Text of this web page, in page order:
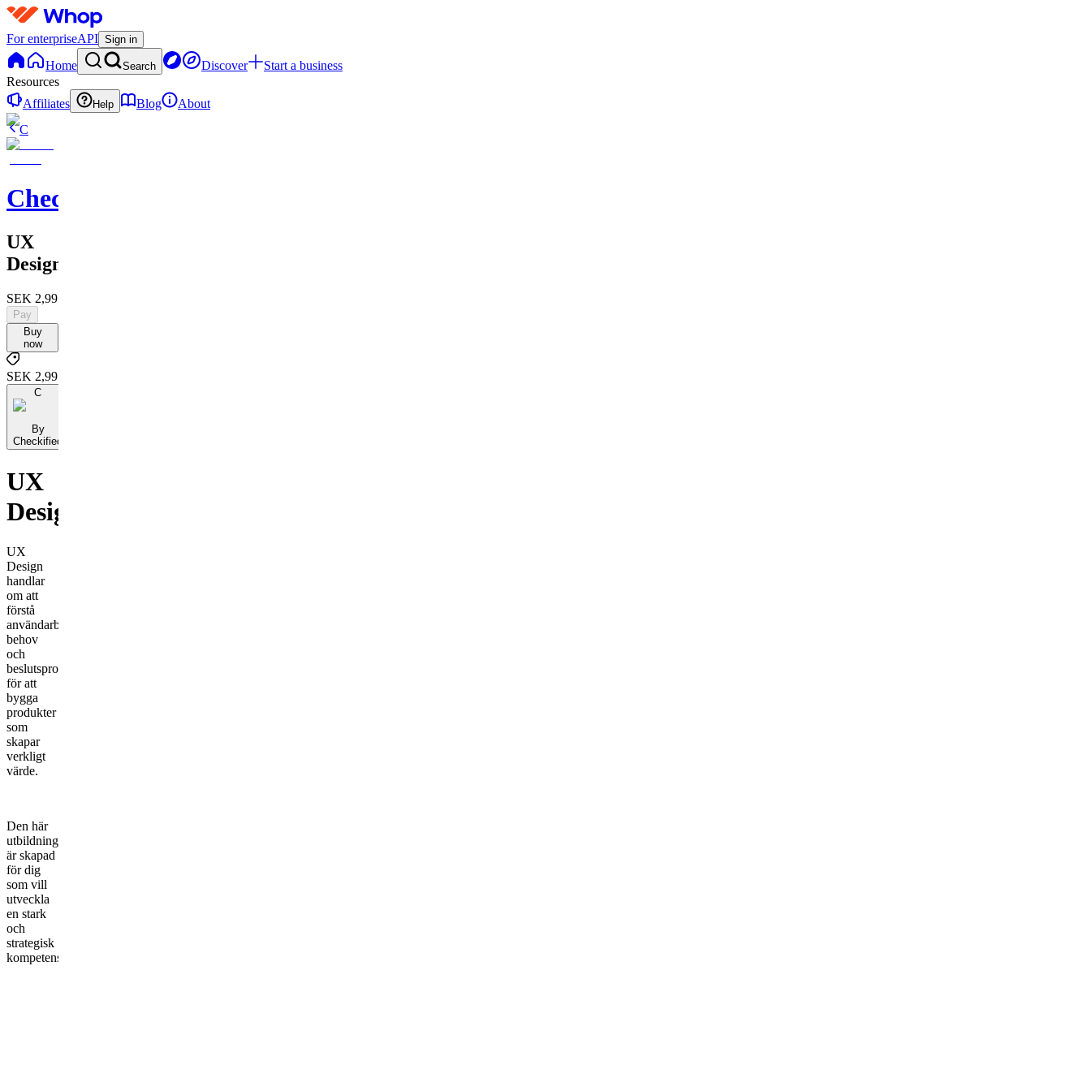
For enterpriseAPI Sign in
Home Search Discover
Start a business
Resources
Affiliates
Help Blog
About
C
Checkified
UX
Designer
SEK 2,995
Pay
Buy
now
SEK 2,995
C
By
Checkified
UX
Designer
UX
Design
handlar
om att
förstå
användarbeteenden,
behov
och
beslutsprocesser
för att
bygga
produkter
som
skapar
verkligt
värde.
Den här
utbildningen
är skapad
för dig
som vill
utveckla
en stark
och
strategisk
kompetens